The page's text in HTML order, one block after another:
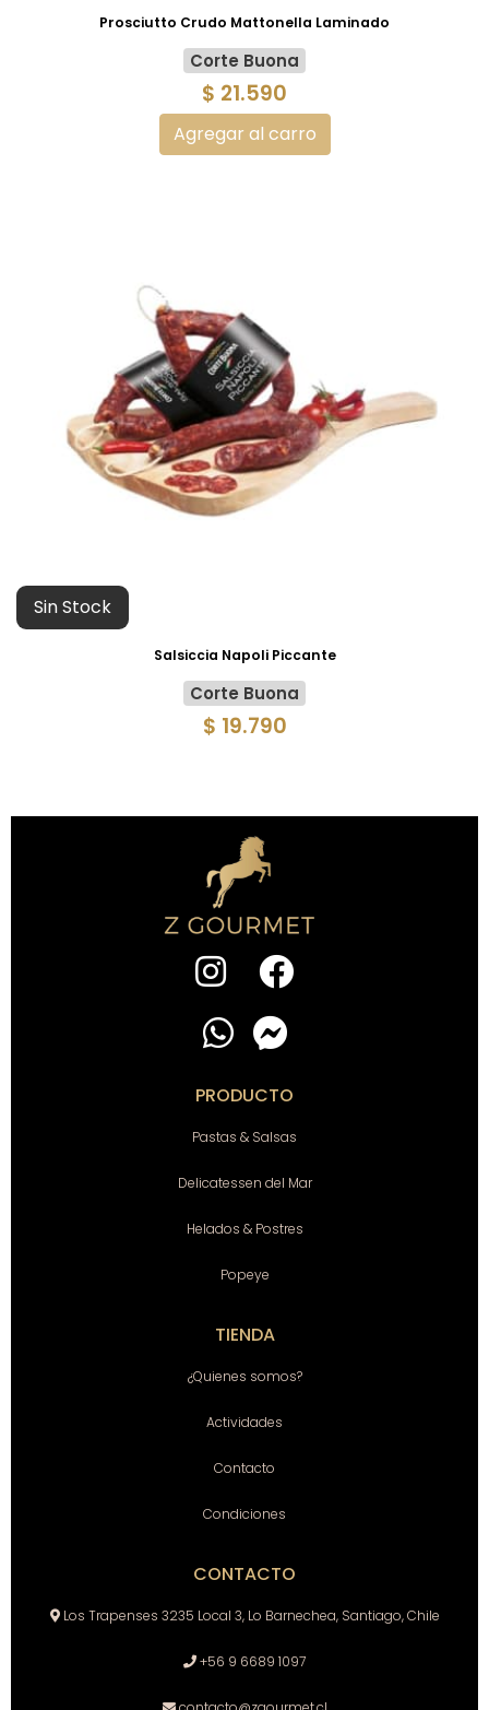
Prosciutto Crudo Mattonella Laminado
Corte Buona
$ 21.590
Agregar al carro
Sin Stock
Salsiccia Napoli Piccante
Corte Buona
$ 19.790
PRODUCTO
Pastas & Salsas
Delicatessen del Mar
Helados & Postres
Popeye
TIENDA
¿Quienes somos?
Actividades
Contacto
Condiciones
CONTACTO
Los Trapenses 3235 Local 3, Lo Barnechea, Santiago, Chile
+56 9 6689 1097